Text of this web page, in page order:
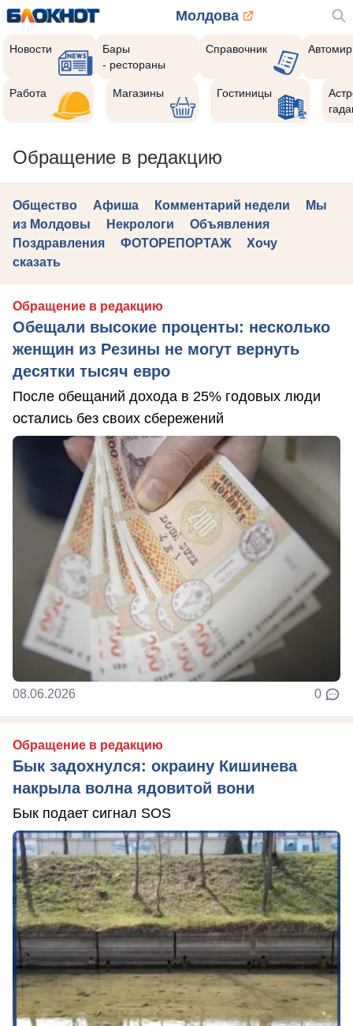
Молдова
Новости
Бары
- рестораны
Справочник Автомир
Работа Магазины Гостиницы
Обращение в редакцию
Общество Афиша Комментарий недели
Мы
из Молдовы
Некрологи
Объявления
Поздравления
ФОТОРЕПОРТАЖ
Хочу
сказать
Обращение в редакцию
Обещали высокие проценты: несколько
женщин из Резины не могут вернуть
десятки тысяч евро
После обещаний дохода в 25% годовых люди
остались без своих сбережений
08.06.2026 0
Обращение в редакцию
Бык задохнулся: окраину Кишинева
накрыла волна ядовитой вони
Бык подает сигнал SOS